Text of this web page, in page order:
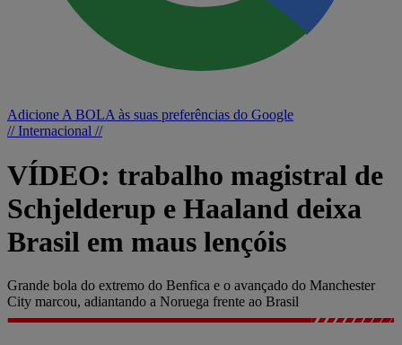
Adicione A BOLA às suas preferências do Google
// Internacional //
VÍDEO: trabalho magistral de
Schjelderup e Haaland deixa
Brasil em maus lençóis
Grande bola do extremo do Benfica e o avançado do Manchester
City marcou, adiantando a Noruega frente ao Brasil